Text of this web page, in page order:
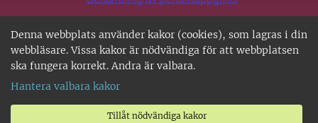
Denna webbplats använder kakor (cookies), som lagras i din
webbläsare. Vissa kakor är nödvändiga för att webbplatsen
ska fungera korrekt. Andra är valbara.
Hantera valbara kakor
Tillåt nödvändiga kakor